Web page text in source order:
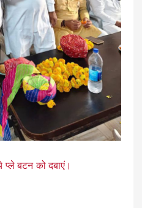
बटन को दबाएं।